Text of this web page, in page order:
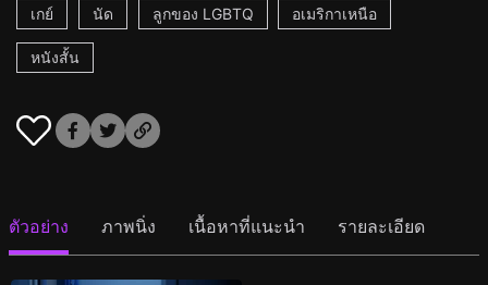
เกย์
นัด ลูกของ LGBTQ อเมริกาเหนือ
หนังสั้น
ตัวอย่าง ภาพนิ่ง เนื้อหาที่แนะนำ รายละเอียด